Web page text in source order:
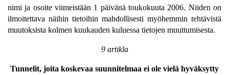
nimi ja osoite viimeistään 1 päivänä toukokuuta 2006. Niiden on
ilmoitettava näihin tietoihin mahdollisesti myöhemmin tehtävistä
muutoksista kolmen kuukauden kuluessa tietojen muuttumisesta.
9 artikla
Tunnelit, joita koskevaa suunnitelmaa ei ole vielä hyväksytty